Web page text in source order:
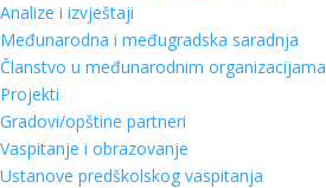
Analize i izvještaji
Međunarodna i međugradska saradnja
Članstvo u međunarodnim organizacijama
Projekti
Gradovi/opštine partneri
Vaspitanje i obrazovanje
Ustanove predškolskog vaspitanja